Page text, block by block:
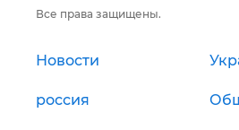
Все права защищены.
Новости
россия